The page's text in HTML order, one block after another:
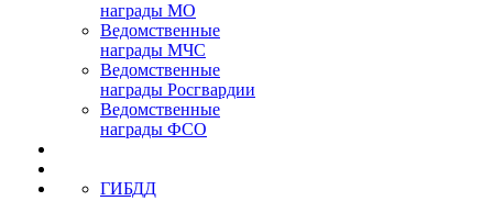
награды МО
Ведомственные
награды МЧС
Ведомственные
награды Росгвардии
Ведомственные
награды ФСО
ГИБДД